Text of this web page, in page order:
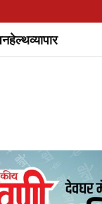
हेल्थव्यापार